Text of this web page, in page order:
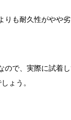
りも耐久性がやや劣
ので、実際に試着
ょう。